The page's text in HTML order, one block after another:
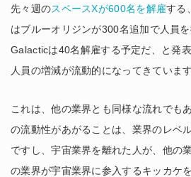
先々週のスペースXが600名を解雇する
はブルーオリジンが300名追加で人員
Galacticは40名解雇する予定だ、と発
人員の増減が流動的になってきています
これは、他の業界とも同様な流れでも
の流動性があがることは、業界のレベ
ですし、宇宙業界を離れた人が、他の
の業界が宇宙業界に参入するキッカケ